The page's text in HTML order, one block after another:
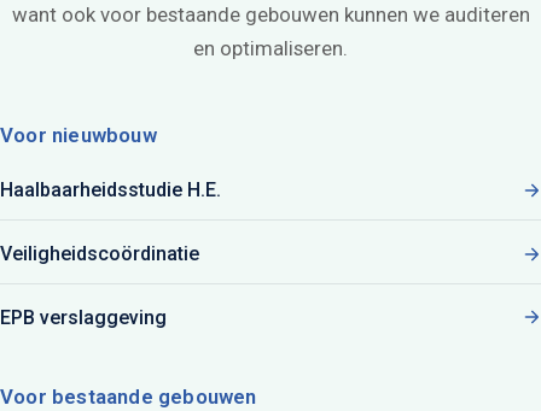
want ook voor bestaande gebouwen kunnen we auditeren
en optimaliseren.
Voor nieuwbouw
Haalbaarheidsstudie H.E.
Veiligheidscoördinatie
EPB verslaggeving
Voor bestaande gebouwen